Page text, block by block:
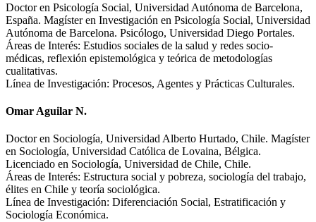
Doctor en Psicología Social, Universidad Autónoma de Barcelona,
España. Magíster en Investigación en Psicología Social, Universidad
Autónoma de Barcelona. Psicólogo, Universidad Diego Portales.
Áreas de Interés: Estudios sociales de la salud y redes socio-
médicas, reflexión epistemológica y teórica de metodologías
cualitativas.
Línea de Investigación: Procesos, Agentes y Prácticas Culturales.
Omar Aguilar N.
Doctor en Sociología, Universidad Alberto Hurtado, Chile. Magíster
en Sociología, Universidad Católica de Lovaina, Bélgica.
Licenciado en Sociología, Universidad de Chile, Chile.
Áreas de Interés: Estructura social y pobreza, sociología del trabajo,
élites en Chile y teoría sociológica.
Línea de Investigación: Diferenciación Social, Estratificación y
Sociología Económica.